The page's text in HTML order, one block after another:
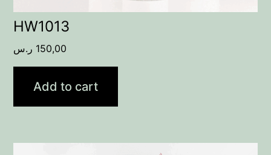
HW1013
150,00 ر.س
Add to cart